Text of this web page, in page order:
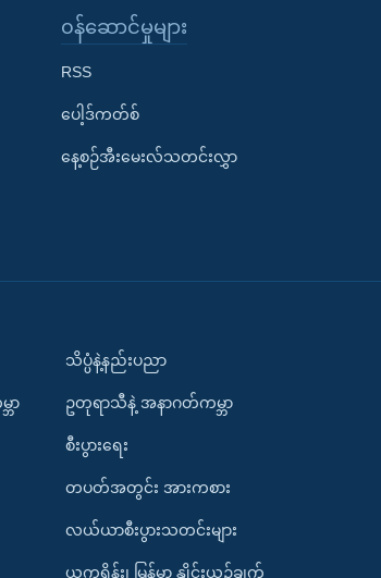
၀န်ဆောင်မှုများ
RSS
ပေါ့ဒ်ကတ်စ်
နေ့စဉ်အီးမေးလ်သတင်းလွှာ
ာ
သိပ္ပံနဲ့နည်းပညာ
ဥတုရာသီနဲ့ အနာဂတ်ကမ္ဘာ
စီးပွားရေး
တပတ်အတွင်း အားကစား
လယ်ယာစီးပွားသတင်းများ
ယူကရိန်း၊ မြန်မာ နှိုင်းယှဉ်ချက်